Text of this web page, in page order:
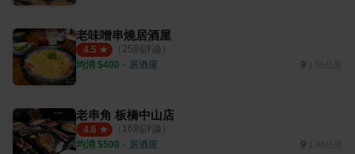
老味噌串燒居酒屋
4.5 （ 25則評論）
均消 $400 ・ 居酒屋 1.55公里
老串角 板橋中山店
4.6 （ 16則評論）
均消 $500 ・ 居酒屋 1.48公里